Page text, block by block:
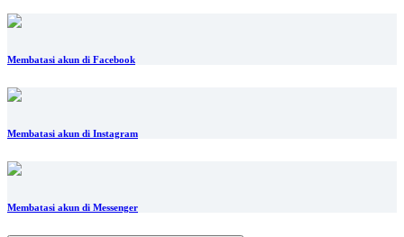
Membatasi akun di Facebook
Membatasi akun di Instagram
Membatasi akun di Messenger